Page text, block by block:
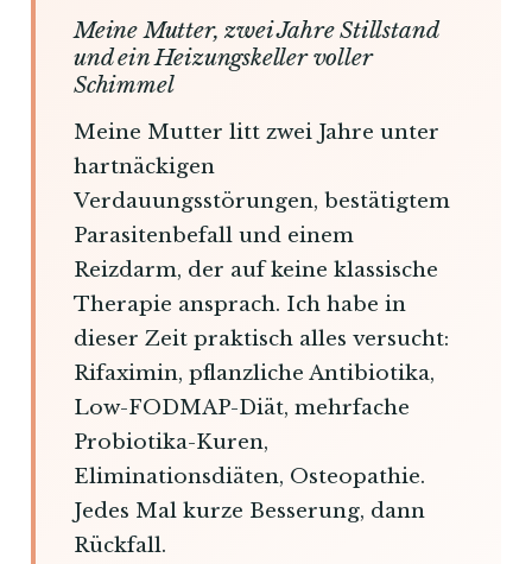
Meine Mutter, zwei Jahre Stillstand
und ein Heizungskeller voller
Schimmel
Meine Mutter litt zwei Jahre unter
hartnäckigen
Verdauungsstörungen, bestätigtem
Parasitenbefall und einem
Reizdarm, der auf keine klassische
Therapie ansprach. Ich habe in
dieser Zeit praktisch alles versucht:
Rifaximin, pflanzliche Antibiotika,
Low-FODMAP-Diät, mehrfache
Probiotika-Kuren,
Eliminationsdiäten, Osteopathie.
Jedes Mal kurze Besserung, dann
Rückfall.